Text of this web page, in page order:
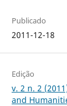
Publicado
2011-12-18
Edição
v. 2 n. 2
and